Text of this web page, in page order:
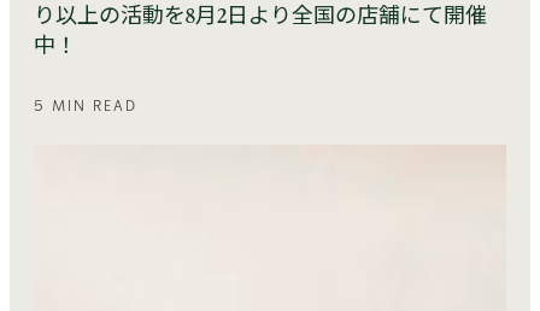
り以上の活動を8月2日より全国の店舗にて開催
中！
5 MIN READ